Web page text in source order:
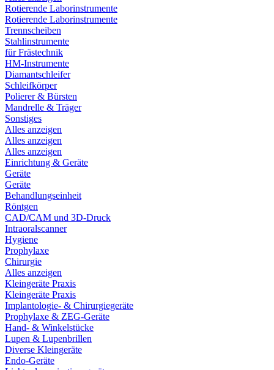
Rotierende Laborinstrumente
Rotierende Laborinstrumente
Trennscheiben
Stahlinstrumente
für Frästechnik
HM-Instrumente
Diamantschleifer
Schleifkörper
Polierer & Bürsten
Mandrelle & Träger
Sonstiges
Alles anzeigen
Alles anzeigen
Alles anzeigen
Einrichtung & Geräte
Geräte
Geräte
Behandlungseinheit
Röntgen
CAD/CAM und 3D-Druck
Intraoralscanner
Hygiene
Prophylaxe
Chirurgie
Alles anzeigen
Kleingeräte Praxis
Kleingeräte Praxis
Implantologie- & Chirurgiegeräte
Prophylaxe & ZEG-Geräte
Hand- & Winkelstücke
Lupen & Lupenbrillen
Diverse Kleingeräte
Endo-Geräte